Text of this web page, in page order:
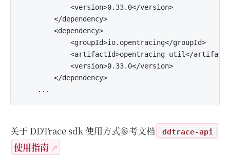
            <version>0.33.0</version>
        </dependency>
        <dependency>
            <groupId>io.opentracing</groupId>
<artifactId>opentracing-util</
            <version>0.33.0</version>
        </dependency>
关于 DDTrace sdk 使用方式参考文档 ddtrace-api
使用指南